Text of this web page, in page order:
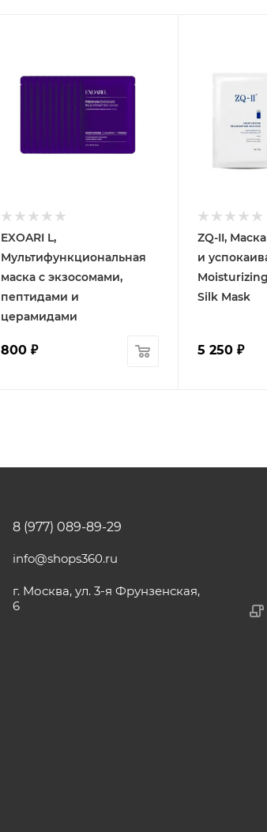
EXOARI L,
Мультифункциональная
маска с экзосомами,
пептидами и
церамидами
800 ₽
ZQ-II,
и
Silk Mask
5 250₽
8 (977) 089-89-29
info@shops360.ru
г. Москва, ул. 3-я Фрунзенская,
6